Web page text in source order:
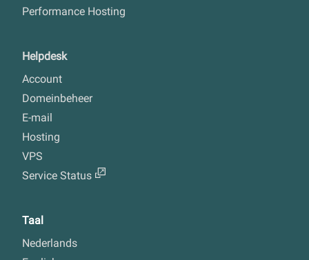
Performance Hosting
Helpdesk
Account
Domeinbeheer
E-mail
Hosting
VPS
Service Status
Taal
Nederlands